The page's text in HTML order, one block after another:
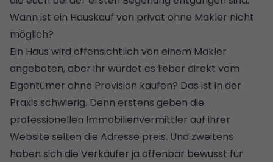
Wann ist ein Hauskauf von privat ohne Makler nicht
möglich?
Ein Haus wird offensichtlich von einem Makler
angeboten, aber ihr würdet es lieber direkt vom
Eigentümer ohne Provision kaufen? Das ist in der
Praxis schwierig. Denn erstens geben die
professionellen Immobilienvermittler auf ihrer
Website selten die Adresse preis. Und zweitens
haben sich die Verkäufer ja offenbar bewusst für